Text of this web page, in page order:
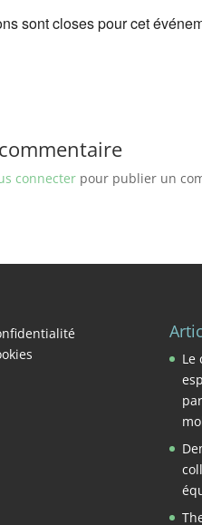
sont closes pour cet
connecter pour publier un
Le